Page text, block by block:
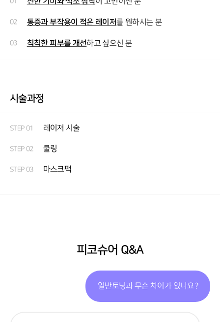
02 통증과 부작용이 적은 레이저를 원하시는 분
03 칙칙한 피부를 개선하고 싶으신 분
시술과정
STEP 01 레이저 시술
STEP 02 쿨링
STEP 03 마스크팩
피코슈어 Q&A
일반토닝과 무슨 차이가 있나요?